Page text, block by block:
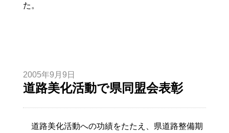
た。
2005年9月9日
道路美化活動で県同盟会表彰
道路美化活動への功績をたたえ、県道路整備期